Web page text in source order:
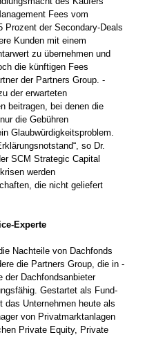
Fees vom
Prozent der Secondary-Deals
Kunden mit einem
zu übernehmen und
die künftigen Fees
der Partners Group.
der erwarteten
beitragen, bei denen die
die Gebühren
Glaubwürdigkeitsproblem.
so Dr.
SCM Strategic Capital
­werden
die nicht geliefert
Experte
Nachteile von Dachfonds
die Partners Group, die in
der Dachfondsanbieter
Gestartet als Fund-
das Unternehmen heute als
von Privatmarktanlagen
Private Equity, Private